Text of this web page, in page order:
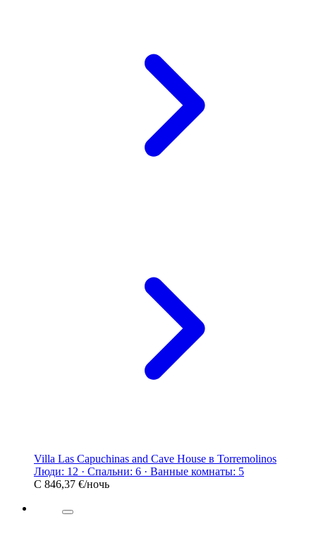
Villa Las Capuchinas and Cave House в Torremolinos
Люди: 12 · Спальни: 6 · Ванные комнаты: 5
С 846,37 €/ночь